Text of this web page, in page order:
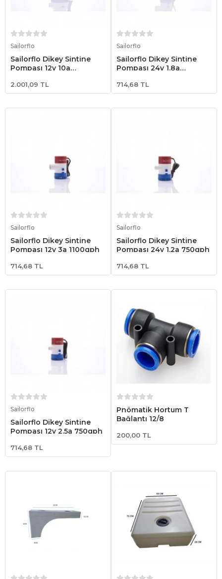
Sailorflo
Sailorflo Dikey Sintine
Pompası 12v 10a
2.001,09 TL
Sailorflo
Sailorflo Dikey Sintine
Pompası 24v 1.8a
714,68 TL
Sailorflo
Sailorflo Dikey Sintine
Pompası 12v 3a 1100gph
714,68 TL
Sailorflo
Sailorflo Dikey Sintine
Pompası 24v 1.2a 750gph
714,68 TL
Sailorflo
Sailorflo Dikey Sintine
Pompası 12v 2.5a 750gph
714,68 TL
Pnömatik Hortum T
Bağlantı 12/8
200,00 TL